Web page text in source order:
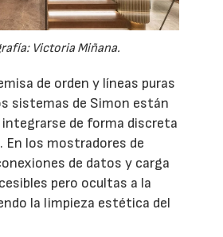
Victoria Miñana.
de orden y líneas puras
sistemas de Simon están
integrarse de forma discreta
En los mostradores de
de datos y carga
pero ocultas a la
la limpieza estética del